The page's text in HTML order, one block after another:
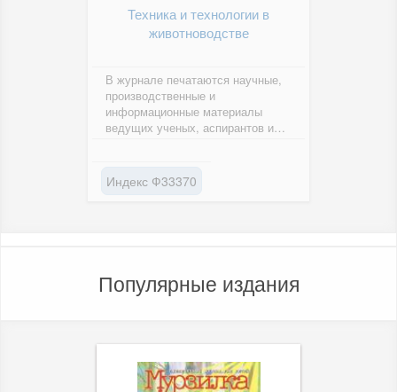
Техника и технологии в
животноводстве
В журнале печатаются научные,
производственные и
информационные материалы
ведущих ученых, аспирантов и
Индекс Ф33370
Популярные издания